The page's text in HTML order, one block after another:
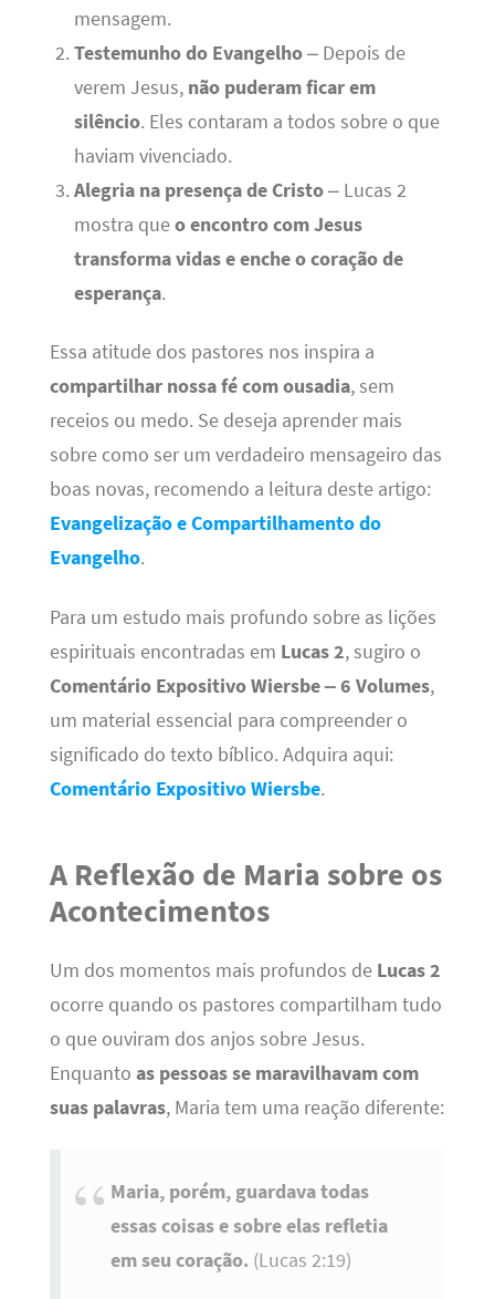
mensagem.
Testemunho do Evangelho– Depois de
verem Jesus, não puderam ficar em
silêncio. Eles contaram a todos sobre o que
haviam vivenciado.
Alegria na presença de Cristo– Lucas 2
mostra queo encontro com Jesus
transforma vidas e enche o coração de
esperança.
Essa atitude dos pastores nos inspira a
compartilhar nossa fé com ousadia, sem
receios ou medo. Se deseja aprender mais
sobre como ser um verdadeiro mensageiro das
boas novas, recomendo a leitura deste artigo:
Evangelização e Compartilhamento do
Evangelho.
Para um estudo mais profundo sobre as lições
espirituais encontradas em Lucas 2, sugiro o
Comentário Expositivo Wiersbe – 6 Volumes,
um material essencial para compreender o
significado do texto bíblico. Adquira aqui:
Comentário Expositivo Wiersbe.
A Reflexão de Maria sobre os
Acontecimentos
Um dos momentos mais profundos de Lucas 2
ocorre quando os pastores compartilham tudo
o que ouviram dos anjos sobre Jesus.
Enquanto as pessoas se maravilhavam com
suas palavras, Maria tem uma reação diferente:
Maria, porém, guardava todas
essas coisas e sobre elas refletia
em seu coração.(Lucas 2:19)